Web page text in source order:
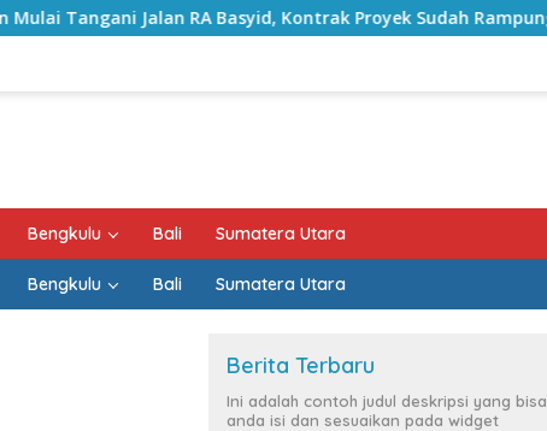
Jalan RA Basyid, Kontrak Proyek Sudah Rampung
Bengkulu Bali Sumatera Utara
Bengkulu Bali Sumatera Utara
Berita Terbaru
Ini adalah contoh judul deskripsi yang bisa
anda isi dan sesuaikan pada widget